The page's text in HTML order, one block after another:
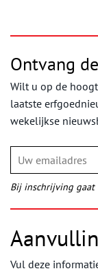
Ontvang
Wilt u op de
laatste
wekelijkse
Bij inschrijving gaat
Vul deze